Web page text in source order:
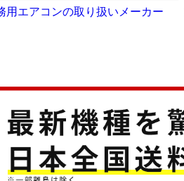
用エアコンの取り扱いメーカー